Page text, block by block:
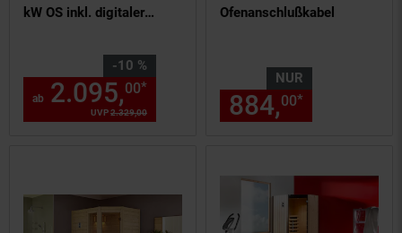
kW OS inkl. digitaler
-10 %
Sie Sparen 10 Prozent,
UVP2.329,00
ab 2.095,00* ab 2095,00€
Ofenanschlußkabel
NUR
884,00*